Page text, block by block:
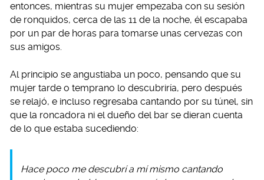
entonces, mientras su mujer empezaba con su sesión
de ronquidos, cerca de las 11 de la noche, él escapaba
por un par de horas para tomarse unas cervezas con
sus amigos.
Al principio se angustiaba un poco, pensando que su
mujer tarde o temprano lo descubriría, pero después
se relajó, e incluso regresaba cantando por su túnel, sin
que la roncadora ni el dueño del bar se dieran cuenta
de lo que estaba sucediendo:
Hace poco me descubrí a mí mismo cantando